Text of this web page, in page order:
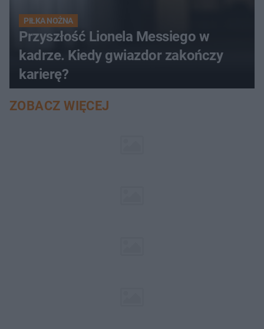
PIŁKA NOŻNA
Przyszłość Lionela Messiego w
kadrze. Kiedy gwiazdor zakończy
karierę?
ZOBACZ WIĘCEJ